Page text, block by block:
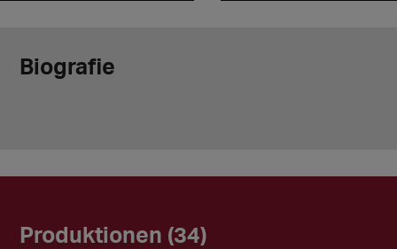
Biografie
Produktionen (34)